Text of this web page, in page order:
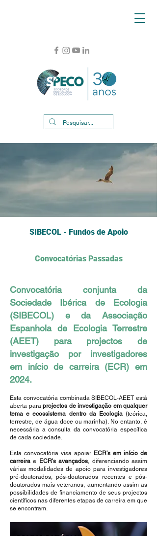
SIBECOL - Fundos de Apoio
Convocatórias Passadas
Convocatória conjunta da
Sociedade Ibérica de Ecologia
(SIBECOL) e da Associação
Espanhola de Ecologia Terrestre
(AEET) para projectos de
investigação por investigadores
em início de carreira (ECR) em
2024.
Esta convocatória combinada SIBECOL-AEET está
aberta para projectos de investigação em qualquer
tema e ecossistema dentro da Ecologia(teórica,
terrestre, de água doce ou marinha). No entanto, é
necessária a consulta da convocatória específica
de cada sociedade.
Esta convocatória visa apoiar ECR's em início de
carreira e ECR's avançados, diferenciando assim
várias modalidades de apoio para investigadores
pré-doutorados, pós-doutorados recentes e pós-
doutorados mais veteranos, aumentando assim as
possibilidades de financiamento de seus projectos
científicos nas diferentes etapas de carreira em que
se encontram.